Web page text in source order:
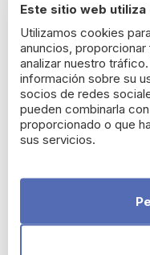
Devolución gratuita
Detalles del
Modo de uso:
Aplicar 2 o 3 veces al
Olus Oil (Vegetable Oil),
Vegetable Oil, Glycerin,
Polyglyceryl-2
Este sitio web utiliza
Utilizamos cookies
anuncios,
analizar nuestro
información sobre su
socios de redes
pueden combinarla
proporcionado o que
sus servicios.